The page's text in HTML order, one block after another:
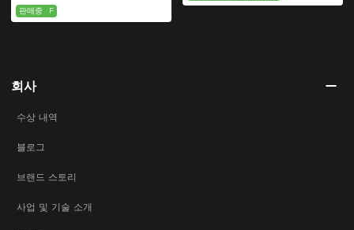
판매중 F
회사
수상 내역
블로그
브랜드 스토리
사업 및 기술 소개